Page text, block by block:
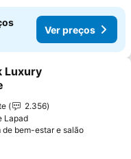
Ver preços
aos favoritos
Luxury
2.356
Lapad
de bem-estar e salãoVer